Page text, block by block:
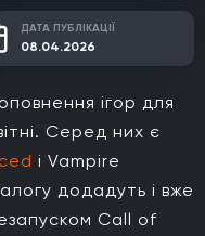
ДАТА ПУБЛІКАЦІЇ
08.04.2026
ігор для
Серед них є
і Vampire
додадуть і вже
Call of